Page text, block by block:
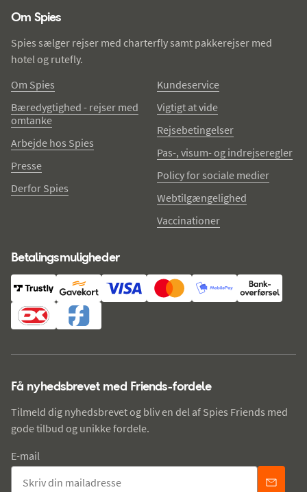
Om Spies
Spies sælger rejser med charterfly samt pakkerejser med
hotel og rutefly.
Om Spies
Bæredygtighed - rejser med
omtanke
Arbejde hos Spies
Presse
Derfor Spies
Kundeservice
Vigtigt at vide
Rejsebetingelser
Pas-, visum- og indrejseregler
Policy for sociale medier
Webtilgængelighed
Vaccinationer
Betalingsmuligheder
Få nyhedsbrevet med Friends-fordele
Tilmeld dig nyhedsbrevet og bliv en del af Spies Friends med
gode tilbud og unikke fordele.
E-mail